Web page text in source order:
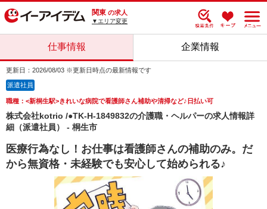
関東 の求人
▼エリア変更
仕事情報 企業情報
更新日：2026/08/03 ※更新日時点の最新情報です
派遣社員
職種：<新桐生駅>きれいな病院で看護師さん補助や清掃など♪日払い可
株式会社kotrio /●TK-H-1849832の介護職・ヘルパーの求人情報詳
細（派遣社員） - 桐生市
医療行為なし！お仕事は看護師さんの補助のみ。だ
から無資格・未経験でも安心して始められる♪